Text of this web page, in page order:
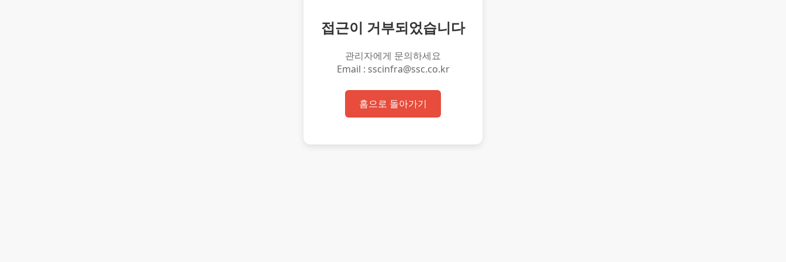
접근이 거부되었습니다
관리자에게 문의하세요
Email : sscinfra@ssc.co.kr
홈으로 돌아가기